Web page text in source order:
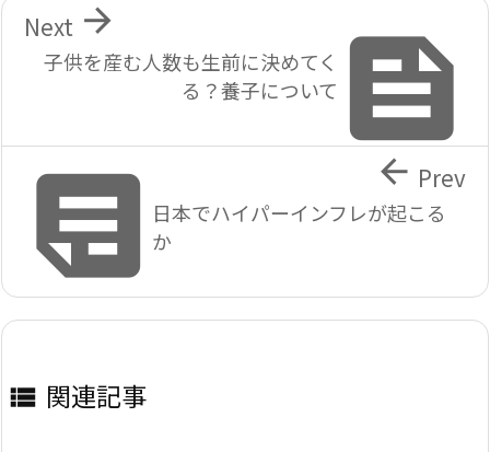

子供を産む人数も生前に決めてく
る？養子について

Next
日本でハイパーインフレが起こる
か
 Prev
 関連記事